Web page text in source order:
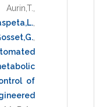
of